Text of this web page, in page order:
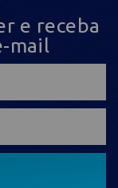
e receba
mail